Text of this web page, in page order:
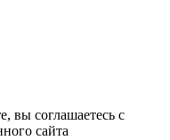
вы соглашаетесь с
сайта